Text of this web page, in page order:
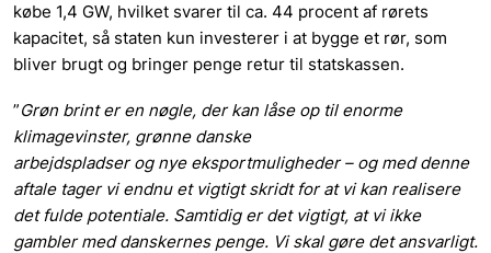
købe 1,4 GW, hvilket svarer til ca. 44 procent af rørets
kapacitet, så staten kun investerer i at bygge et rør, som
bliver brugt og bringer penge retur til statskassen.
”Grøn brint er en nøgle, der kan låse op til enorme
klimagevinster, grønne danske
arbejdspladser og nye eksportmuligheder – og med denne
aftale tager vi endnu et vigtigt skridt for at vi kan realisere
det fulde potentiale. Samtidig er det vigtigt, at vi ikke
gambler med danskernes penge. Vi skal gøre det ansvarligt.